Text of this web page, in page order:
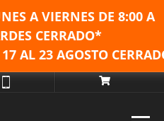
A VIERNES DE 8:00 A
CERRADO*
AL 23 AGOSTO